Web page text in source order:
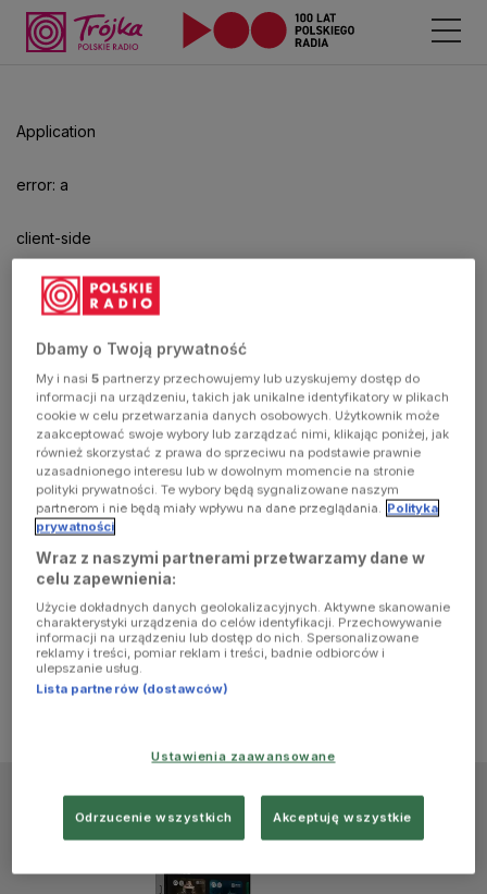
Application
error: a
client-side
exception
has
occurred
(see the
browser
console for
more
information)
aby
odtwarzać.
Dbamy o Twoją prywatność
My i nasi5 partnerzy przechowujemy lub uzyskujemy dostęp do
informacji na urządzeniu, takich jak unikalne identyfikatory w plikach
cookie w celu przetwarzania danych osobowych. Użytkownik może
zaakceptować swoje wybory lub zarządzać nimi, klikając poniżej, jak
również skorzystać z prawa do sprzeciwu na podstawie prawnie
uzasadnionego interesu lub w dowolnym momencie na stronie
polityki prywatności. Te wybory będą sygnalizowane naszym
partnerom i nie będą miały wpływu na dane przeglądania. Polityka
prywatności
Wraz z naszymi partnerami przetwarzamy dane w
celu zapewnienia:
Użycie dokładnych danych geolokalizacyjnych. Aktywne skanowanie
charakterystyki urządzenia do celów identyfikacji. Przechowywanie
informacji na urządzeniu lub dostęp do nich. Spersonalizowane
reklamy i treści, pomiar reklam i treści, badnie odbiorców i
ulepszanie usług.
Lista partnerów (dostawców)
Ustawienia zaawansowane
Odrzucenie wszystkich Akceptuję wszystkie